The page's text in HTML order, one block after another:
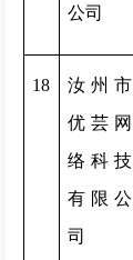
公司
18
汝州市
优芸网
络科技
有限公
司